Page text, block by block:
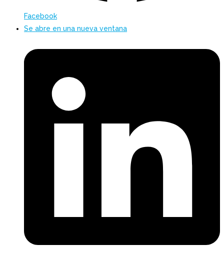
Facebook
Se abre en una nueva ventana